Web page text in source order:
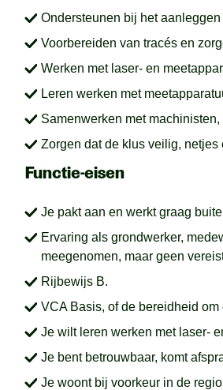
Ondersteunen bij het
Voorbereiden van tracés en
Werken met laser- en
Leren werken met
Samenwerken met
Zorgen dat de klus veilig,
Functie-eisen
Je pakt aan en werkt graag
Ervaring als grondwerker,
meegenomen, maar geen
Rijbewijs B.
VCA Basis, of de bereidheid om
Je wilt leren werken met laser-
Je bent betrouwbaar, komt
Je woont bij voorkeur in de